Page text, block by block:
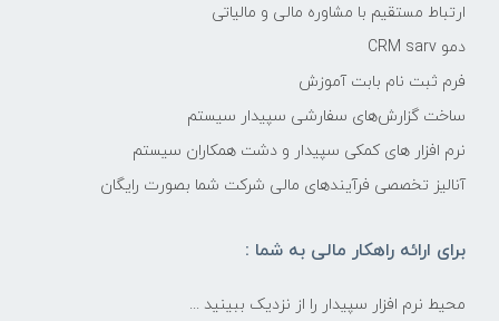
ارتباط مستقیم با مشاوره مالی و مالیاتی
دمو CRM sarv
فرم ثبت نام بابت آموزش
ساخت گزارش‌های سفارشی سپیدار سیستم
نرم افزار های کمکی سپیدار و دشت همکاران سیستم
آنالیز تخصصی فرآیندهای مالی شرکت شما بصورت رایگان
برای ارائه راهکار مالی به شما :
محیط نرم افزار سپیدار را از نزدیک ببینید ...